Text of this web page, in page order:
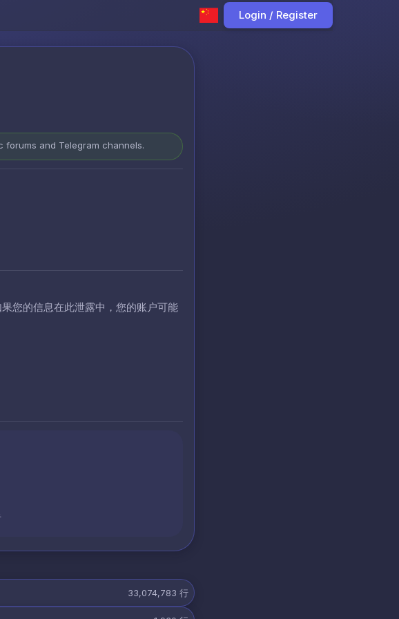
Login / Register
forums and Telegram channels.
您的信息在此泄露中，您的账户可能
33,074,783 行